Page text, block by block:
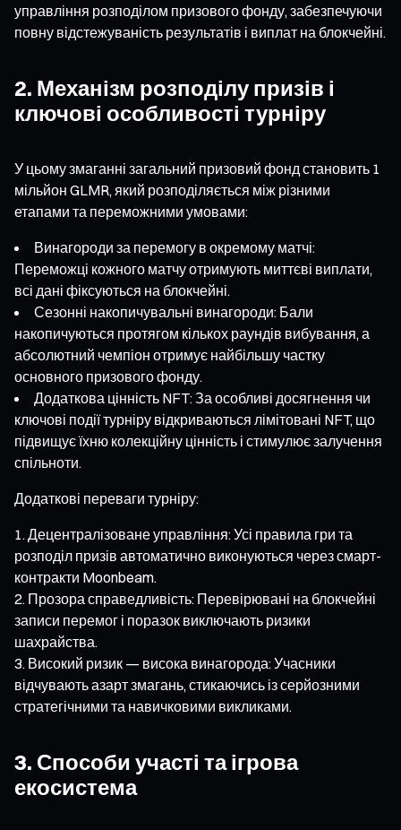
управління розподілом призового фонду, забезпечуючи
повну відстежуваність результатів і виплат на блокчейні.
2. Механізм розподілу призів і
ключові особливості турніру
У цьому змаганні загальний призовий фонд становить 1
мільйон GLMR, який розподіляється між різними
етапами та переможними умовами:
Винагороди за перемогу в окремому матчі:
Переможці кожного матчу отримують миттєві виплати,
всі дані фіксуються на блокчейні.
Сезонні накопичувальні винагороди: Бали
накопичуються протягом кількох раундів вибування, а
абсолютний чемпіон отримує найбільшу частку
основного призового фонду.
Додаткова цінність NFT: За особливі досягнення чи
ключові події турніру відкриваються лімітовані NFT, що
підвищує їхню колекційну цінність і стимулює залучення
спільноти.
Додаткові переваги турніру:
Децентралізоване управління: Усі правила гри та
розподіл призів автоматично виконуються через смарт-
контракти Moonbeam.
Прозора справедливість: Перевірювані на блокчейні
записи перемог і поразок виключають ризики
шахрайства.
Високий ризик — висока винагорода: Учасники
відчувають азарт змагань, стикаючись із серйозними
стратегічними та навичковими викликами.
3. Способи участі та ігрова
екосистема